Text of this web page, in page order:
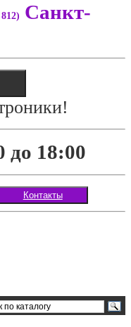
Санкт-
до 18:00
Контакты